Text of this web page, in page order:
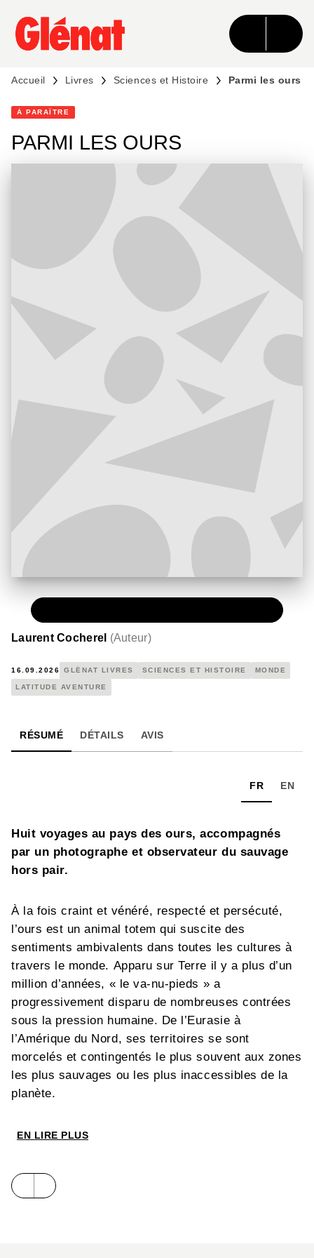
MENU RECHERCHE CONTENU
PIED DE PAGE
Accueil Livres Sciences et Histoire Parmi les ours
À PARAÎTRE
PARMI LES OURS
Laurent Cocherel (Auteur)
16.09.2026 GLÉNAT LIVRES SCIENCES ET HISTOIRE MONDE
LATITUDE AVENTURE
RÉSUMÉ DÉTAILS AVIS
FR EN
Huit voyages au pays des ours, accompagnés
par un photographe et observateur du sauvage
hors pair.
À la fois craint et vénéré, respecté et persécuté,
l’ours est un animal totem qui suscite des
sentiments ambivalents dans toutes les cultures à
travers le monde. Apparu sur Terre il y a plus d’un
million d’années, « le va-nu-pieds » a
progressivement disparu de nombreuses contrées
sous la pression humaine. De l’Eurasie à
l’Amérique du Nord, ses territoires se sont
morcelés et contingentés le plus souvent aux zones
les plus sauvages ou les plus inaccessibles de la
planète.
Photographe et voyageur de renom, l’auteur vous
sanctuaires où la présence du plantigrade décuple
la magie de lieux. Par ses images remarquables et
EN LIRE PLUS